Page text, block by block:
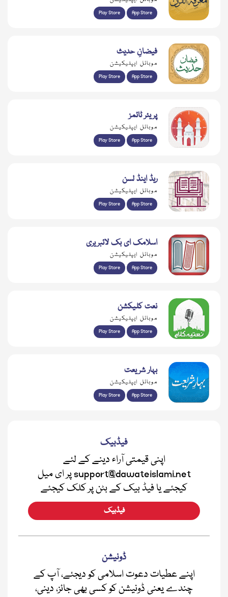
Play Store App Store
فیضانِ حدیث
موبائل ایپلیکیشن
Play Store App Store
پریئر ٹائمز
موبائل ایپلیکیشن
Play Store App Store
ریڈ اینڈ لسن
موبائل ایپلیکیشن
Play Store App Store
اسلامک ای بک لائبریری
موبائل ایپلیکیشن
Play Store App Store
نعت کلیکشن
موبائل ایپلیکیشن
Play Store App Store
بہار شریعت
موبائل ایپلیکیشن
Play Store App Store
فیڈبیک
اپنی قیمتی آراء دینے کے لئے
support@dawateislami.net پر ای میل
کیجئے یا فیڈ بیک کے بٹن پر کلک کیجئے
فیڈبیک
ڈونیشن
اپنے عطیات دعوت اسلامی کو دیجئے، آپ کے
چندے یعنی ڈونیشن کو کسی بھی جائز، دینی،